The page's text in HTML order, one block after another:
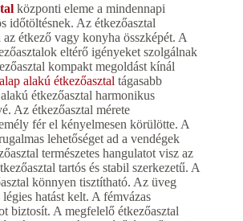
központi eleme a mindennapi
időtöltésnek. Az étkezőasztal
étkező vagy konyha összképét. A
eltérő igényeket szolgálnak
kompakt megoldást kínál
alakú étkezőasztal tágasabb
étkezőasztal harmonikus
Az étkezőasztal mérete
fér el kényelmesen körülötte. A
lehetőséget ad a vendégek
természetes hangulatot visz az
tartós és stabil szerkezetű. A
könnyen tisztítható. Az üveg
hatást kelt. A fémvázas
biztosít. A megfelelő étkezőasztal